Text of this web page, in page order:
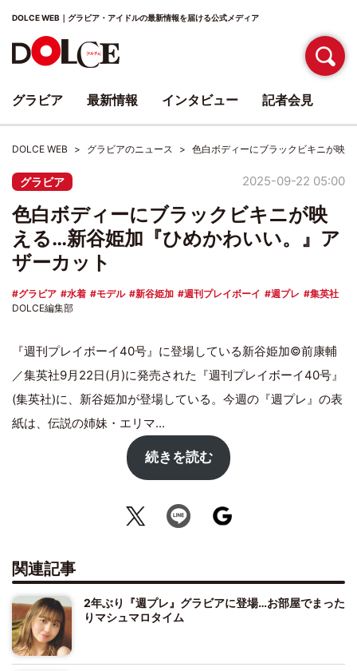
DOLCE WEB｜グラビア・アイドルの最新情報を届ける公式メディア
DOLCE WEB グラビアのニュース 色白ボディーにブラックビキニが映
グラビア 2025-09-22 05:00
色白ボディーにブラックビキニが映
える…新谷姫加『ひめかわいい。』ア
ザーカット
グラビア 水着 モデル 新谷姫加 週刊プレイボーイ 週プレ
集英社
DOLCE編集部
『週刊プレイボーイ40号』に登場している新谷姫加©前康輔
／集英社9月22日(月)に発売された『週刊プレイボーイ40号』
(集英社)に、新谷姫加が登場している。今週の『週プレ』の表
紙は、伝説の姉妹・エリマ...
続きを読む
関連記事
2年ぶり『週プレ』グラビアに登場…お部屋でまった
りマシュマロタイム
グラビア 最新情報 インタビュー 記者会見